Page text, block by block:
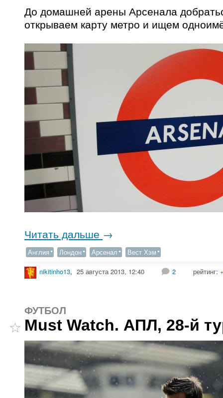
До домашней арены Арсенала
открываем карту метро и ищем
Читать дальше →
Англия Лондон Арсенал Вест Хэм
nikitinho13, 25 августа 2013, 12:40 2 рейтинг:
ФУТБОЛ
Must Watch. АПЛ, 28-й